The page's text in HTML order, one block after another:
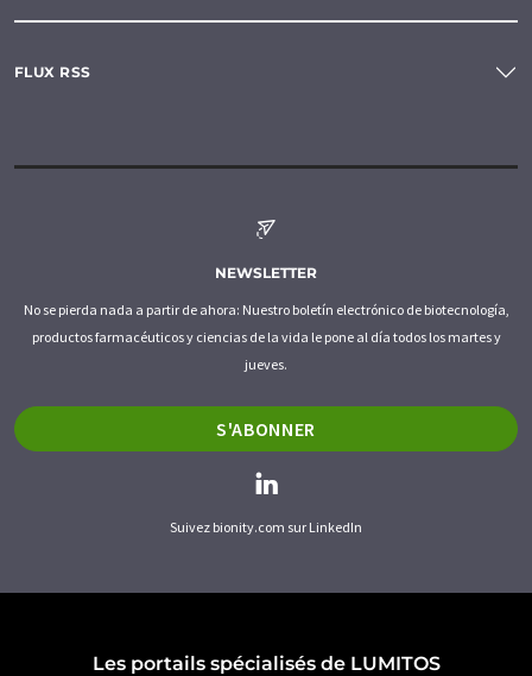
FLUX RSS
NEWSLETTER
No se pierda nada a partir de ahora: Nuestro boletín electrónico de biotecnología,
productos farmacéuticos y ciencias de la vida le pone al día todos los martes y
jueves.
S'ABONNER
Suivez bionity.com sur LinkedIn
Les portails spécialisés de LUMITOS